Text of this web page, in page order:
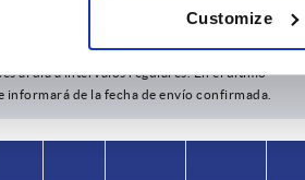
Customize
AMPLIAR LA
al día a intervalos regulares. En el último
informará de la fecha de envío confirmada.